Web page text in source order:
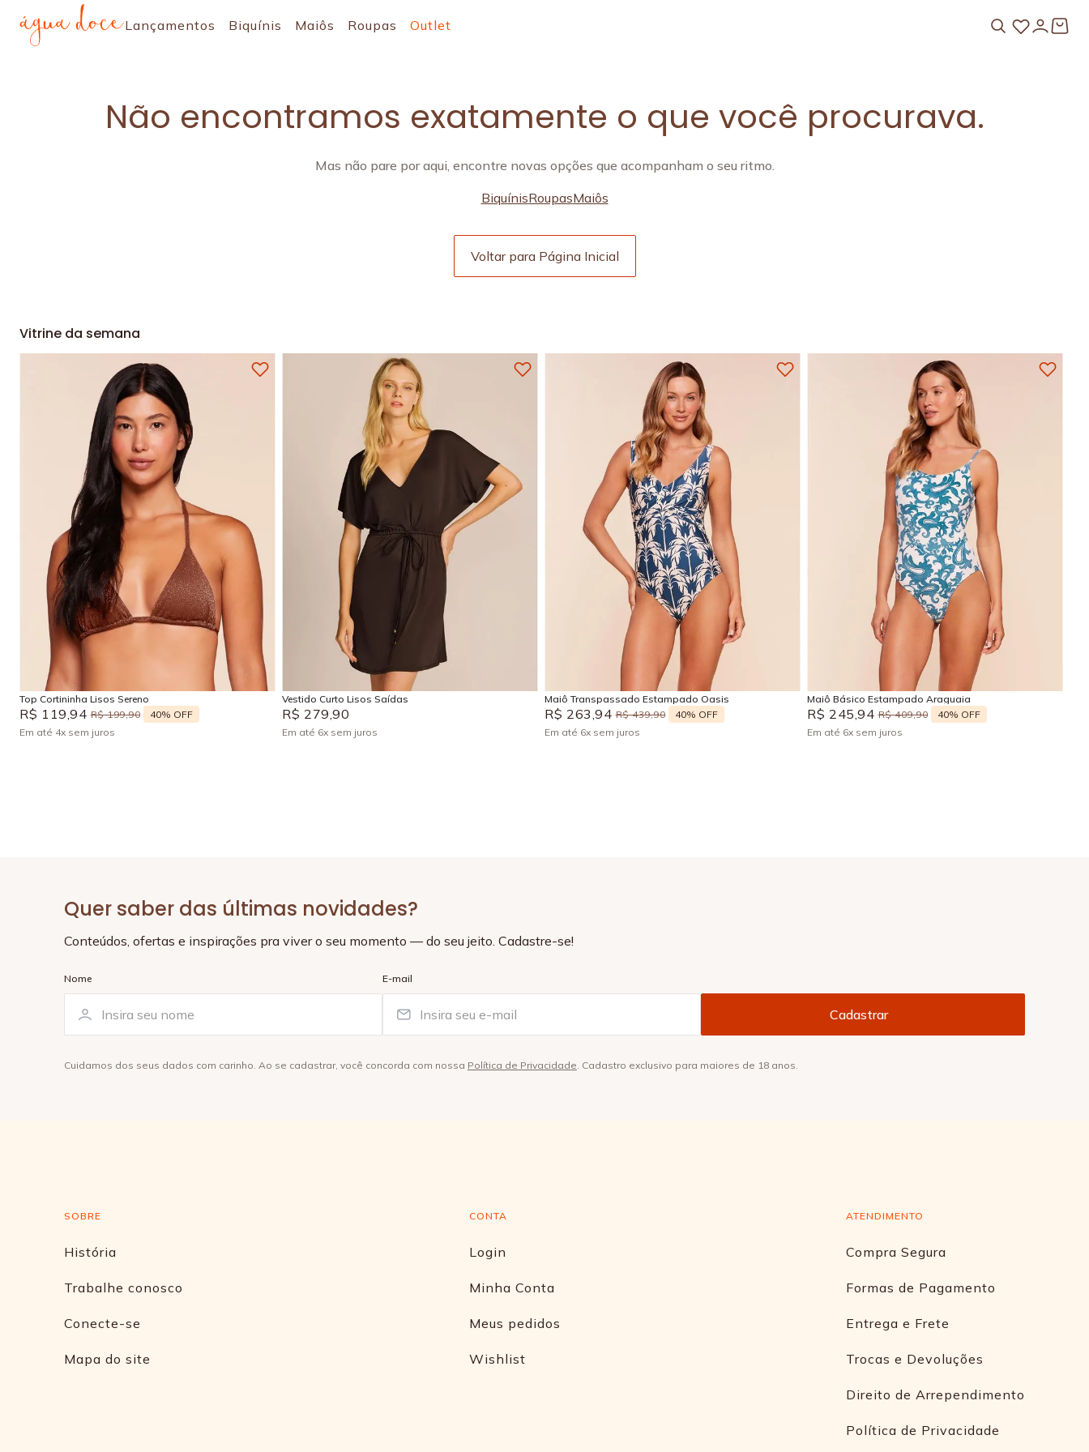
Lançamentos Biquínis Maiôs Roupas Outlet
Não encontramos exatamente o que você procurava.
Mas não pare por aqui, encontre novas opções que acompanham o seu ritmo.
BiquínisRoupasMaiôs
Voltar para Página Inicial
Vitrine da semana
M G GG
Top Cortininha Lisos Sereno
R$ 119,94 R$ 199,90 40% OFF
Em até 4x sem juros
P
Adicionar na sacola
Vestido Curto Lisos Saídas
R$ 279,90
Em até 6x sem juros
Adicionar na sacola
Maiô Transpassado Estampado Oasis
R$ 263,94 R$ 439,90 40% OFF
Em até 6x sem juros
G GG
Adicionar na sacola
Maiô Básico Estampado Araguaia
R$ 245,94 R$ 409,90 40% OFF
Em até 6x sem juros
Quer saber das últimas novidades?
Conteúdos, ofertas e inspirações pra viver o seu momento — do seu jeito. Cadastre-se!
Nome E-mail
Cuidamos dos seus dados com carinho. Ao se cadastrar, você concorda com nossa Política de Privacidade. Cadastro exclusivo para maiores de 18 anos.
SOBRE
História
Trabalhe conosco
Conecte-se
Mapa do site
CONTA
Login
Minha Conta
Meus pedidos
Wishlist
ATENDIMENTO
Compra Segura
Formas de Pagamento
Entrega e Frete
Trocas e Devoluções
Direito de Arrependimento
Política de Privacidade